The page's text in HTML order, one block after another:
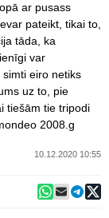
ar pusass
pateikt, tikai to,
tāda, ka
var
eiro netiks
uz to, pie
tiešām tie tripodi
2008.g
10.12.2020 10:55